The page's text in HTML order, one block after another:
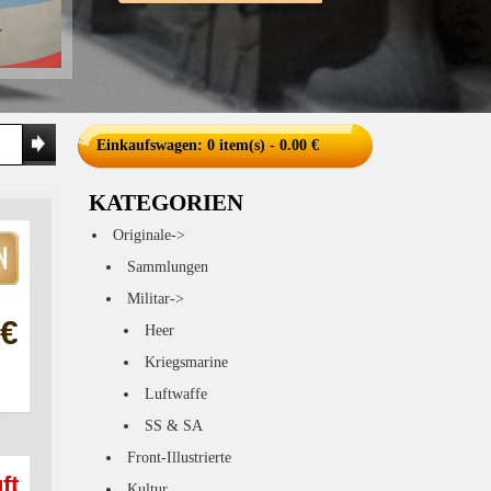
Einkaufswagen: 0 item(s) - 0.00 €
KATEGORIEN
Originale->
Sammlungen
Militar->
Heer
Kriegsmarine
Luftwaffe
SS & SA
Front-Illustrierte